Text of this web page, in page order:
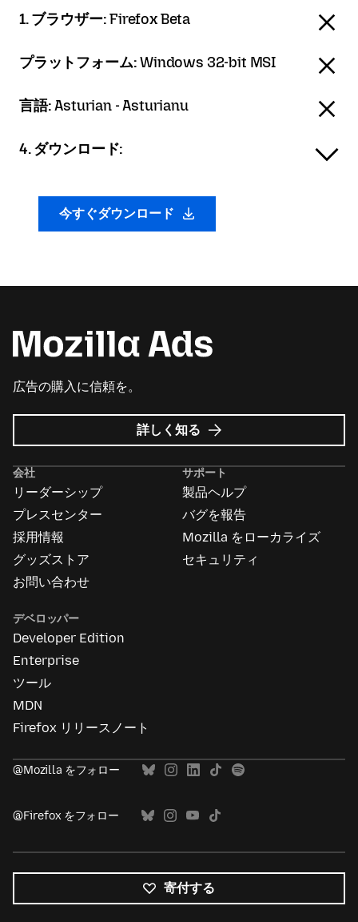
1. ブラウザー:Firefox Beta
プラットフォーム:Windows 32-bit MSI
言語:Asturian - Asturianu
4. ダウンロード:
今すぐダウンロード
広告の購入に信頼を。
Mozilla
広
詳しく知る
会社
リーダーシップ
プレスセンター
採用情報
グッズストア
お問い合わせ
サポート
製品ヘルプ
バグを報告
Mozilla をローカライズ
セキュリティ
デベロッパー
Developer Edition
Enterprise
ツール
MDN
Firefox リリースノート
@Mozilla をフォロー
@Firefox をフォロー
寄付する